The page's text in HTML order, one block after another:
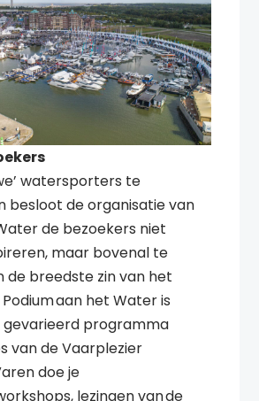
watersporters te
besloot de organisatie van
de bezoekers niet
maar bovenal te
de breedste zin van het
aan het Water is
gevarieerd programma
van de Vaarplezier
doe je
lezingen van de